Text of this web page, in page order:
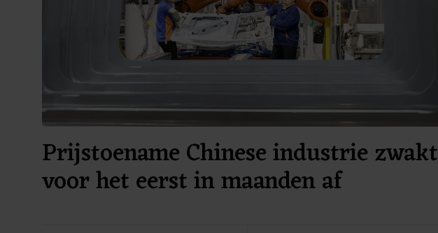
Prijstoename Chinese industrie zwakt
voor het eerst in maanden af